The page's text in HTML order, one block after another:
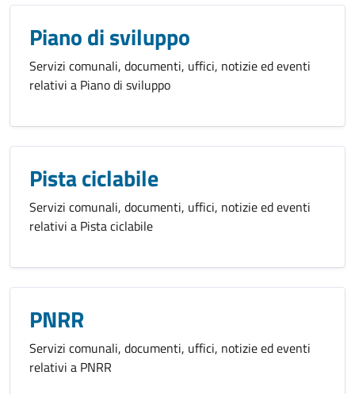
Piano di sviluppo
Servizi comunali, documenti, uffici, notizie ed eventi
relativi a Piano di sviluppo
Pista ciclabile
Servizi comunali, documenti, uffici, notizie ed eventi
relativi a Pista ciclabile
PNRR
Servizi comunali, documenti, uffici, notizie ed eventi
relativi a PNRR